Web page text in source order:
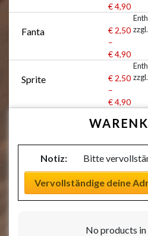
€4,90
Fanta
€ 2,50
–
€4,90
zzgl.
Sprite
€ 2,50
–
€4,90
zzgl.
Notiz: Bitte
Vervollständige deine
No products in